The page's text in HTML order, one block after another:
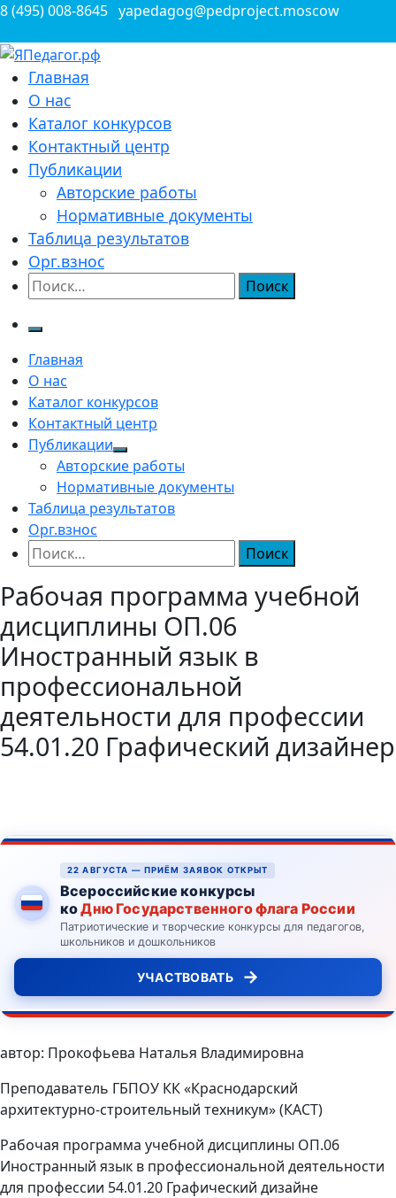
Перейти
содержимому
8 (495) 008-8645 yapedagog@pedproject.moscow
ЯПедагог.рф
Всероссийские конкурсы для педагогов
Главная
О нас
Каталог конкурсов
Контактный центр
Публикации
Авторские работы
Нормативные документы
Таблица результатов
Орг.взнос
Найти:
Главная
О нас
Каталог конкурсов
Контактный центр
Публикации
Авторские работы
Нормативные документы
Таблица результатов
Орг.взнос
Найти:
Рабочая программа учебной
дисциплины ОП.06
Иностранный язык в
профессиональной
деятельности для профессии
54.01.20 Графический дизайнер
22 АВГУСТА — ПРИЁМ ЗАЯВОК ОТКРЫТ
Всероссийские конкурсы
коДню Государственного флага России
Патриотические и творческие конкурсы для педагогов,
школьников и дошкольников
УЧАСТВОВАТЬ →
автор: Прокофьева Наталья Владимировна
Преподаватель ГБПОУ КК «Краснодарский
архитектурно-строительный техникум» (КАСТ)
Рабочая программа учебной дисциплины ОП.06
Иностранный язык в профессиональной деятельности
для профессии 54.01.20 Графический дизайне